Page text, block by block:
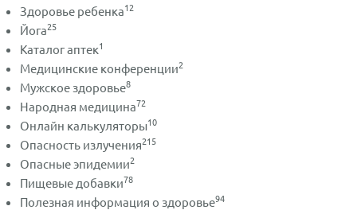
Здоровье ребенка12
Йога25
Каталог аптек1
Медицинские конференции2
Мужское здоровье8
Народная медицина72
Онлайн калькуляторы10
Опасность излучения215
Опасные эпидемии2
Пищевые добавки78
Полезная информация о здоровье94